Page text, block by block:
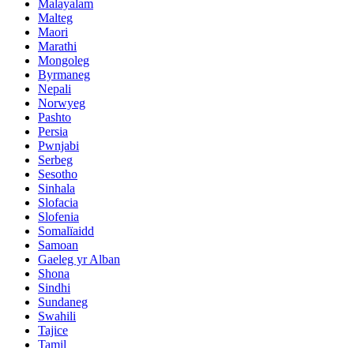
Malayalam
Malteg
Maori
Marathi
Mongoleg
Byrmaneg
Nepali
Norwyeg
Pashto
Persia
Pwnjabi
Serbeg
Sesotho
Sinhala
Slofacia
Slofenia
Somalïaidd
Samoan
Gaeleg yr Alban
Shona
Sindhi
Sundaneg
Swahili
Tajice
Tamil